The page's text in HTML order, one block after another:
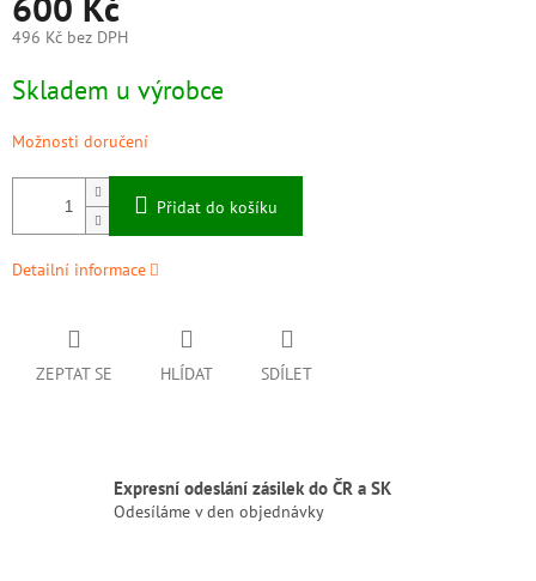
496 Kč bez DPH
cena:
Skladem u výrobce
Možnosti doručení
Přidat do košíku
Detailní informace
ZEPTAT SE HLÍDAT SDÍLET
Expresní odeslání zásilek do ČR a SK
Odesíláme v den objednávky